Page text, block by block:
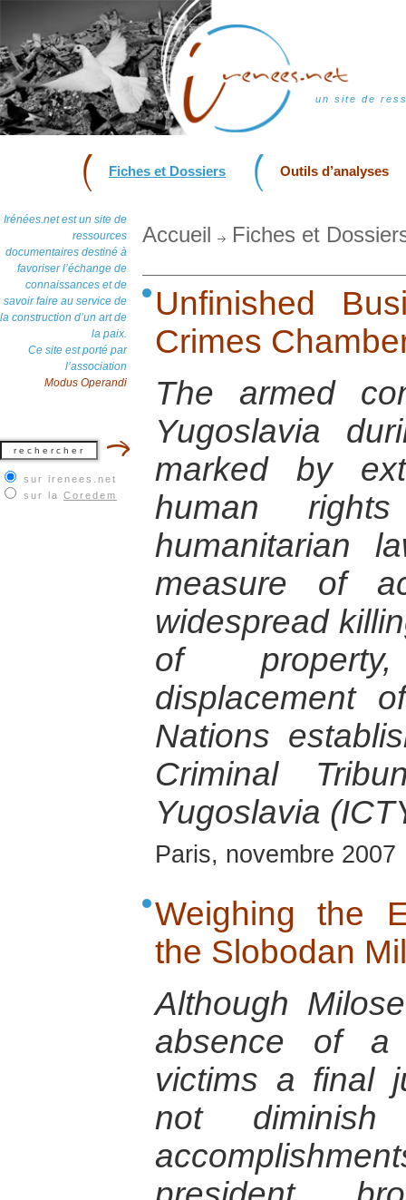
un site de
Fiches et Dossiers Outils d’analyses
Irénées.net est un site de
ressources
documentaires destiné à
favoriser l’échange de
connaissances et de
savoir faire au service de
la construction d’un art de
la paix.
Ce site est porté par
l’association
Modus Operandi
sur irenees.net
sur la Coredem
Accueil Fiches et
Unfinished
Crimes
The armed
Yugoslavia
marked by
human
humanitarian
measure of
widespread
of
displacement
Nations
Criminal
Yugoslavia
Paris, novembre 2007
Weighing the
the Slobodan
Although
absence of a
victims a final
not